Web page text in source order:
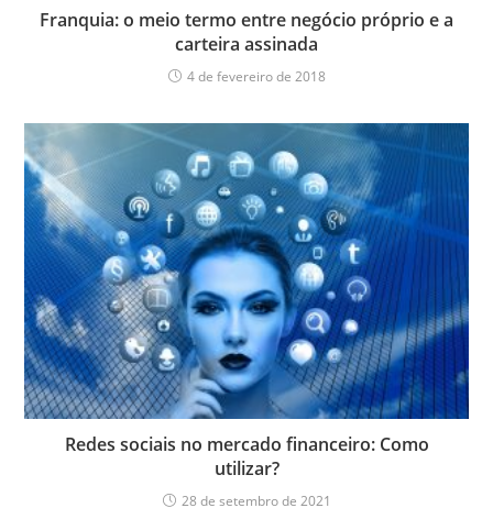
Franquia: o meio termo entre negócio próprio e a
carteira assinada
4 de fevereiro de 2018
Redes sociais no mercado financeiro: Como
utilizar?
28 de setembro de 2021